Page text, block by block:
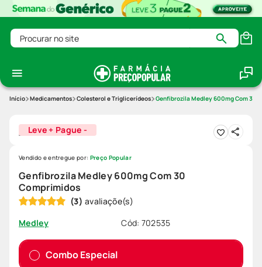
Procurar no site
Medicamentos Colesterol e Triglicerídeos Genfibrozila Medley 600mg Com 30
Leve + Pague -
Genfibrozila Medley 600mg Com 30
Comprimidos
(3)
Medley
Cód: 702535
Vendido e entregue por: Preço Popular
Combo Especial